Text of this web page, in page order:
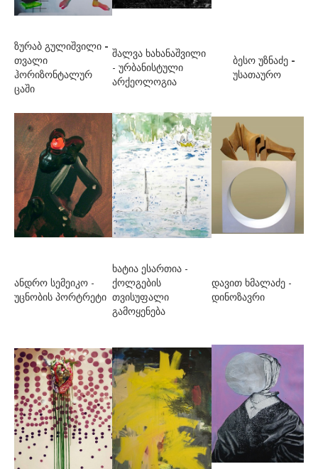
რამიშვილი კოკა
ს-ტ
საკანდელიძე ნინო
სირბილაძე თამუნა
სიხარულიძე ბათუ
სონღულაშვილი ლევან
სოხაძე მელანო
სურვილაძე მერაბ
სხულუხია თემურ
ტაბატაძე სოფია
ტყაბლაძე გიორგი
უ-წ
უზნაძე ბესო
ფარცხალაძე მარიამ
ფოჩხუა ლადო
ზურაბ გულიშვილი -
თვალი
ჰორიზონტალურ
ცაში
შალვა ხახანაშვილი
- ურბანისტული
არქეოლოგია
ბესო უზნაძე -
უსათაურო
ანდრო სემეიკო -
უცნობის პორტრეტი
ხატია ესართია -
ქოლგების
თვისუფალი
გამოყენება
დავით ხმალაძე -
დინოზავრი